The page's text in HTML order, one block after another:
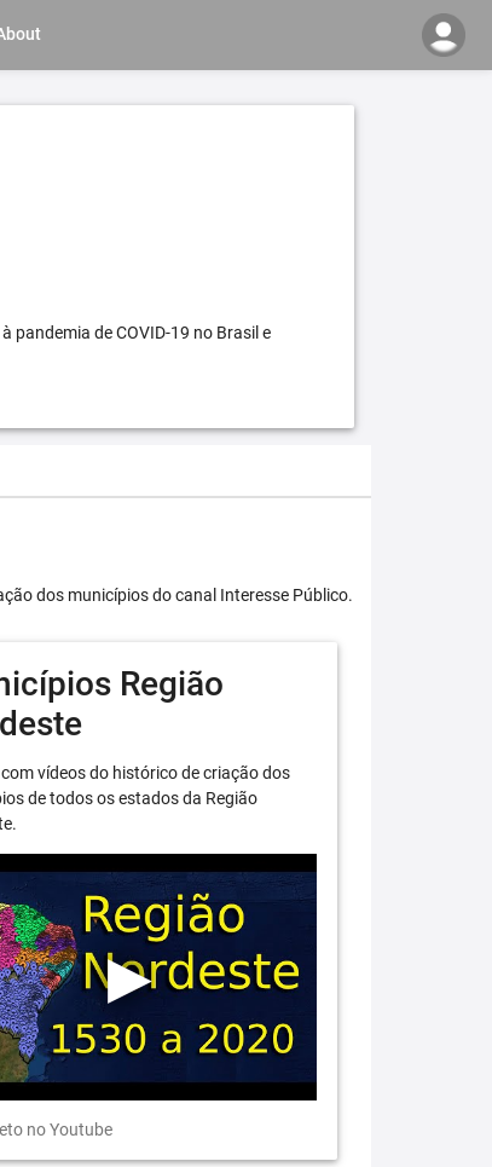
pandemia de COVID-19 no Brasil e
dos municípios do canal Interesse Público.
Região
vídeos do histórico de criação dos
de todos os estados da Região
no Youtube